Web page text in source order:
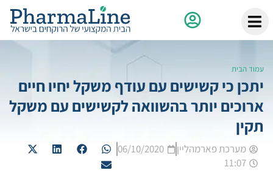
עמוד הבית
יתכן כי קשישים עם עודף משקל יחיו חיים
ארוכים יותר בהשוואה לקשישים עם משקל
תקין
מערכת פארמהליין
06/10/2020
11:07